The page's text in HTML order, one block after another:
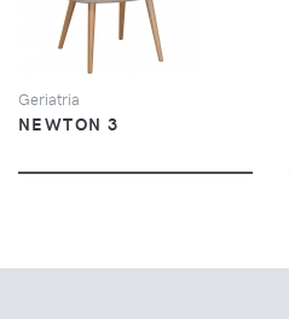
Geriatria
NEWTON 3